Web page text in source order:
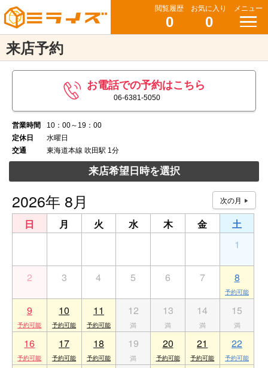
閲覧履歴
0
お気に入り
0
メニュー
来店予約
お電話での予約はこちら
06-6381-5050
営業時間
10：00～19：00
定休日
水曜日
交通
東海道本線 吹田駅 1分
来店希望日時を選択
2026年 8月
日 月 火 水 木 金
土
1
2 3 4 5 6 7 8
9 10 11 12 13 14 15
16 17 18 19 20 21 22